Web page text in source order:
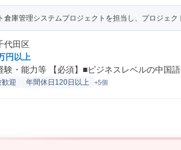
倉庫管理システムプロジェクトを担当し、プロジェ
代田区
円以上
験・能力等 【必須】■ビジネスレベルの中国語
迎 年間休日120日以上 +5個